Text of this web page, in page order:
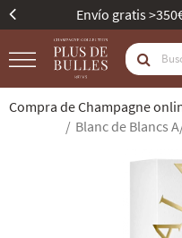
Envío gratis
Compra de Champagne
Blanc de Blancs